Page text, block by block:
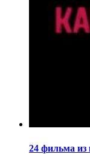
24 фильма из